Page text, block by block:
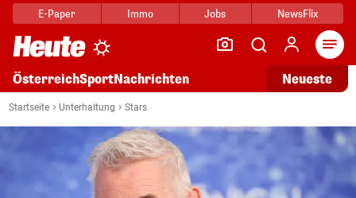
E-Paper Immo Jobs NewsFlix
ÖsterreichSportNachrichten Neueste
Startseite Unterhaltung Stars